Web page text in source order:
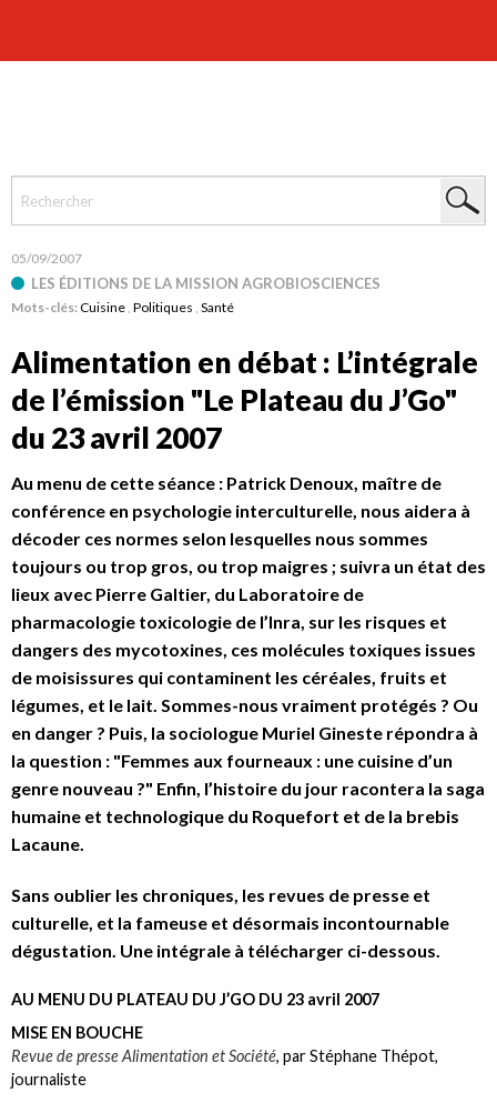
05/09/2007
LES ÉDITIONS DE LA MISSION AGROBIOSCIENCES
Mots-clés:Cuisine , Politiques , Santé
Alimentation en débat : L’intégrale
de l’émission "Le Plateau du J’Go"
du 23 avril 2007
Au menu de cette séance : Patrick Denoux, maître de
conférence en psychologie interculturelle, nous aidera à
décoder ces normes selon lesquelles nous sommes
toujours ou trop gros, ou trop maigres ; suivra un état des
lieux avec Pierre Galtier, du Laboratoire de
pharmacologie toxicologie de l’Inra, sur les risques et
dangers des mycotoxines, ces molécules toxiques issues
de moisissures qui contaminent les céréales, fruits et
légumes, et le lait. Sommes-nous vraiment protégés ? Ou
en danger ? Puis, la sociologue Muriel Gineste répondra à
la question : "Femmes aux fourneaux : une cuisine d’un
genre nouveau ?" Enfin, l’histoire du jour racontera la saga
humaine et technologique du Roquefort et de la brebis
Lacaune.
Sans oublier les chroniques, les revues de presse et
culturelle, et la fameuse et désormais incontournable
dégustation. Une intégrale à télécharger ci-dessous.
AU MENU DU PLATEAU DU J’GO DU 23 avril 2007
MISE EN BOUCHE
Revue de presse Alimentation et Société, par Stéphane Thépot,
journaliste